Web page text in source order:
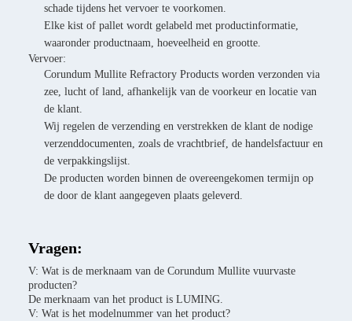
schade tijdens het vervoer te voorkomen.
Elke kist of pallet wordt gelabeld met productinformatie,
waaronder productnaam, hoeveelheid en grootte.
Vervoer:
Corundum Mullite Refractory Products worden verzonden via
zee, lucht of land, afhankelijk van de voorkeur en locatie van
de klant.
Wij regelen de verzending en verstrekken de klant de nodige
verzenddocumenten, zoals de vrachtbrief, de handelsfactuur en
de verpakkingslijst.
De producten worden binnen de overeengekomen termijn op
de door de klant aangegeven plaats geleverd.
Vragen:
V: Wat is de merknaam van de Corundum Mullite vuurvaste
producten?
De merknaam van het product is LUMING.
V: Wat is het modelnummer van het product?